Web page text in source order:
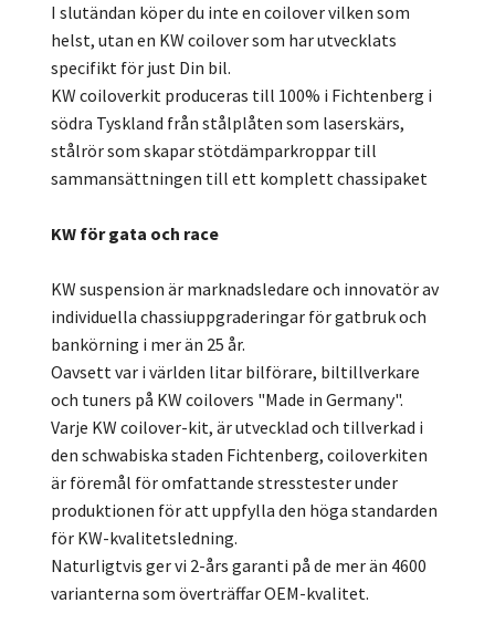
I slutändan köper du inte en coilover vilken som
helst, utan en KW coilover som har utvecklats
specifikt för just Din bil.
KW coiloverkit produceras till 100% i Fichtenberg i
södra Tyskland från stålplåten som laserskärs,
stålrör som skapar stötdämparkroppar till
sammansättningen till ett komplett chassipaket
KW för gata och race
KW suspension är marknadsledare och innovatör av
individuella chassiuppgraderingar för gatbruk och
bankörning i mer än 25 år.
Oavsett var i världen litar bilförare, biltillverkare
och tuners på KW coilovers "Made in Germany".
Varje KW coilover-kit, är utvecklad och tillverkad i
den schwabiska staden Fichtenberg, coiloverkiten
är föremål för omfattande stresstester under
produktionen för att uppfylla den höga standarden
för KW-kvalitetsledning.
Naturligtvis ger vi 2-års garanti på de mer än 4600
varianterna som överträffar OEM-kvalitet.